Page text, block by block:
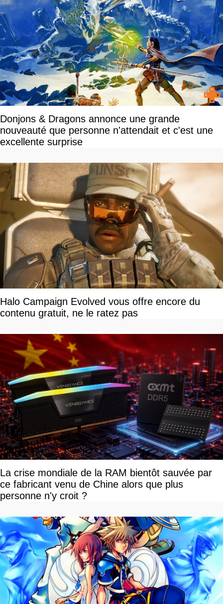
Donjons & Dragons annonce une grande
nouveauté que personne n'attendait et c'est une
excellente surprise
Halo Campaign Evolved vous offre encore du
contenu gratuit, ne le ratez pas
La crise mondiale de la RAM bientôt sauvée par
ce fabricant venu de Chine alors que plus
personne n'y croit ?